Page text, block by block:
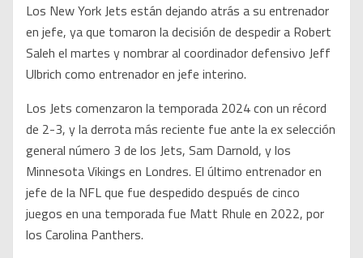
Los New York Jets están dejando atrás a su entrenador
en jefe, ya que tomaron la decisión de despedir a Robert
Saleh el martes y nombrar al coordinador defensivo Jeff
Ulbrich como entrenador en jefe interino.
Los Jets comenzaron la temporada 2024 con un récord
de 2-3, y la derrota más reciente fue ante la ex selección
general número 3 de los Jets, Sam Darnold, y los
Minnesota Vikings en Londres. El último entrenador en
jefe de la NFL que fue despedido después de cinco
juegos en una temporada fue Matt Rhule en 2022, por
los Carolina Panthers.